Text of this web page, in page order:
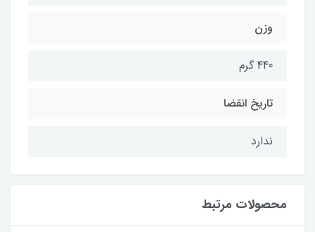
وزن
440 گرم
تاریخ انقضا
ندارد
محصولات مرتبط